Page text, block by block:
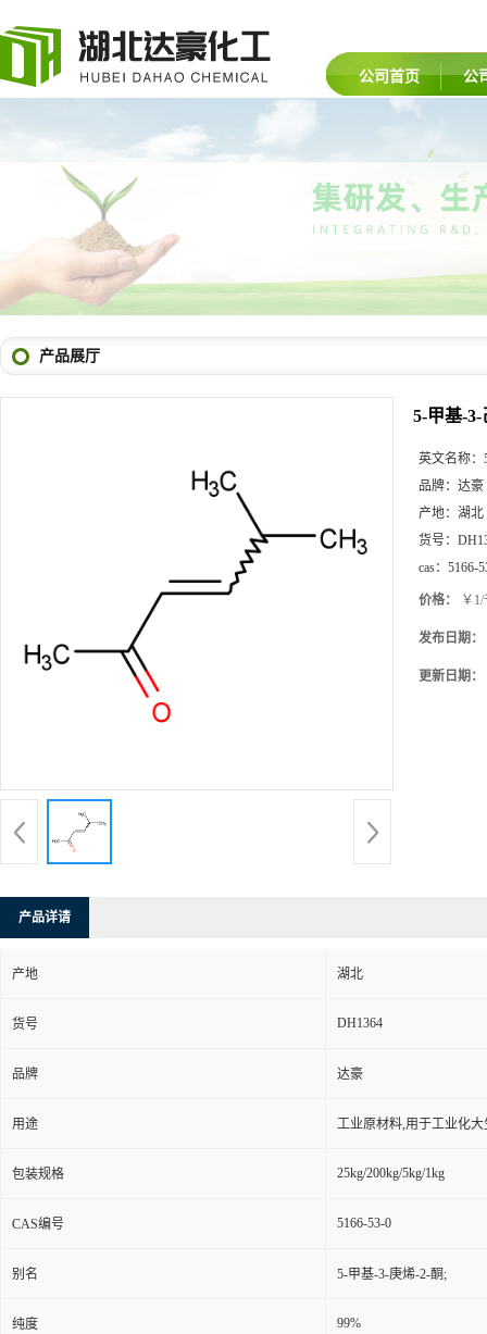
公司首页 公
产品展厅
5-甲基-3-
英文名称：
品牌： 达豪
产地： 湖北
货号：
cas： 5166-
价格： ￥
发布日期：
更新日期：
产品详请
产地 湖北
货号 DH1364
品牌 达豪
用途 工业原材料,用于工业化大
包装规格 25kg/200kg/5kg/1kg
CAS编号 5166-53-0
别名 5-甲基-3-庚烯-2-酮;
纯度 99%